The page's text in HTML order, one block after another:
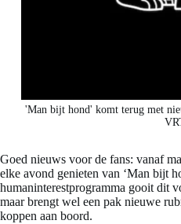
'Man bijt hond' komt terug met
Goed nieuws voor de fans: vanaf
elke avond genieten van ‘Man bijt
humaninterestprogramma gooit dit
maar brengt wel een pak nieuwe
koppen aan boord.